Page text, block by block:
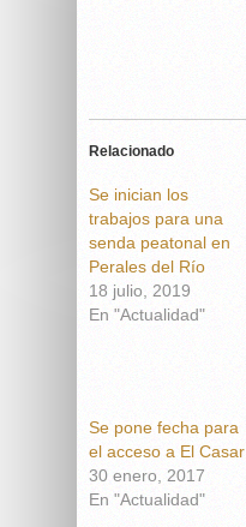
Relacionado
Se inician los
trabajos para una
senda peatonal en
Perales del Río
18 julio, 2019
En "Actualidad"
Se pone fecha para
el acceso a El Casar
30 enero, 2017
En "Actualidad"